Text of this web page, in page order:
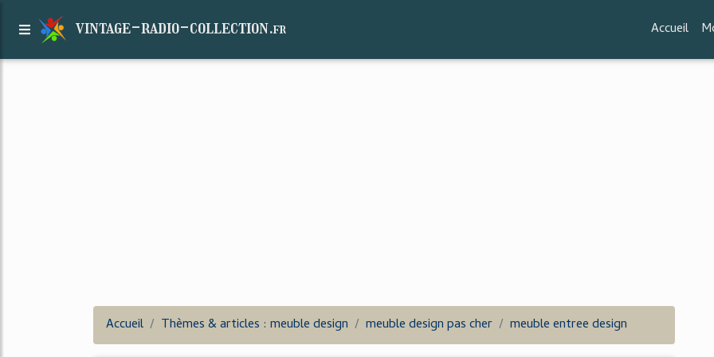
vintage-radio-collection.fr Accueil
Accueil Thèmes & articles : meuble design meuble design pas cher meuble entree design